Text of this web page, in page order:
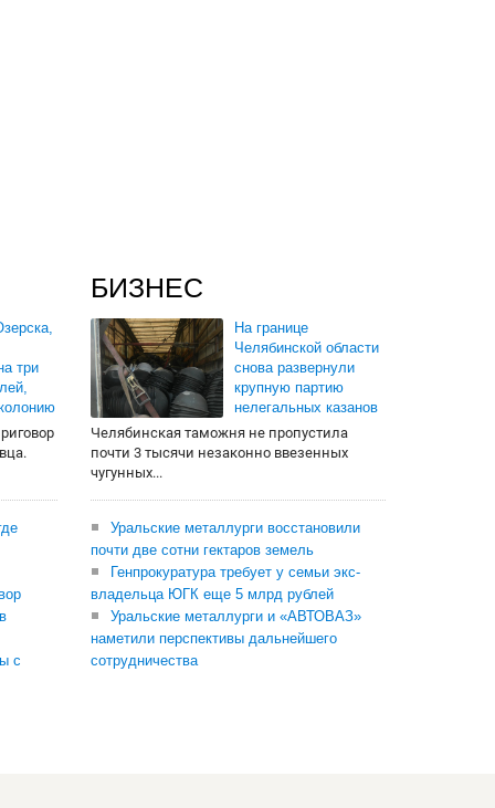
три
с
БИЗНЕС
На границе
Челябинской области
снова развернули
крупную партию
нелегальных казанов
Челябинская таможня не пропустила
почти 3 тысячи незаконно ввезенных
чугунных...
Уральские металлурги восстановили
почти две сотни гектаров земель
Генпрокуратура требует у семьи экс-
владельца ЮГК еще 5 млрд рублей
Уральские металлурги и «АВТОВАЗ»
наметили перспективы дальнейшего
сотрудничества